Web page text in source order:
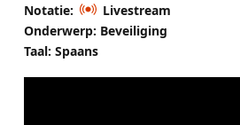
Notatie:
Livestream
Onderwerp: Beveiliging
Taal: Spaans